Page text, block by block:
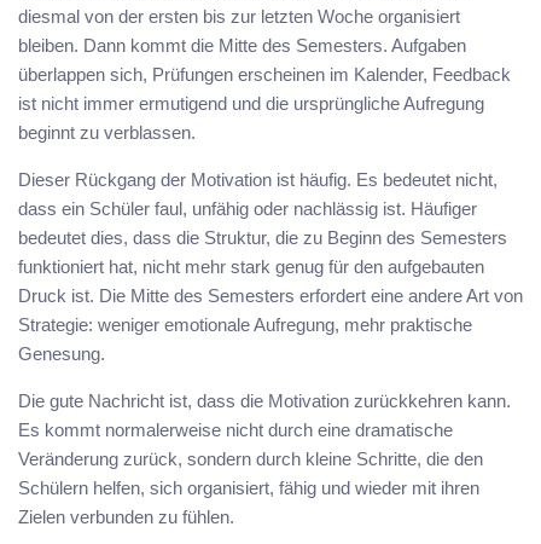
diesmal von der ersten bis zur letzten Woche organisiert
bleiben. Dann kommt die Mitte des Semesters. Aufgaben
überlappen sich, Prüfungen erscheinen im Kalender, Feedback
ist nicht immer ermutigend und die ursprüngliche Aufregung
beginnt zu verblassen.
Dieser Rückgang der Motivation ist häufig. Es bedeutet nicht,
dass ein Schüler faul, unfähig oder nachlässig ist. Häufiger
bedeutet dies, dass die Struktur, die zu Beginn des Semesters
funktioniert hat, nicht mehr stark genug für den aufgebauten
Druck ist. Die Mitte des Semesters erfordert eine andere Art von
Strategie: weniger emotionale Aufregung, mehr praktische
Genesung.
Die gute Nachricht ist, dass die Motivation zurückkehren kann.
Es kommt normalerweise nicht durch eine dramatische
Veränderung zurück, sondern durch kleine Schritte, die den
Schülern helfen, sich organisiert, fähig und wieder mit ihren
Zielen verbunden zu fühlen.